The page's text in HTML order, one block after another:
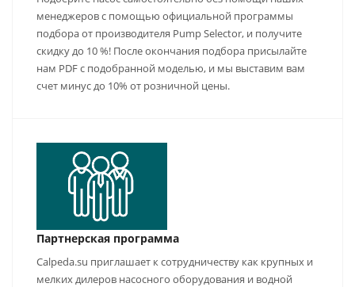
менеджеров с помощью официальной программы
подбора от производителя Pump Selector, и получите
скидку до 10 %! После окончания подбора присылайте
нам PDF с подобранной моделью, и мы выставим вам
счет минус до 10% от розничной цены.
Партнерская программа
Calpeda.su приглашает к сотрудничеству как крупных и
мелких дилеров насосного оборудования и водной